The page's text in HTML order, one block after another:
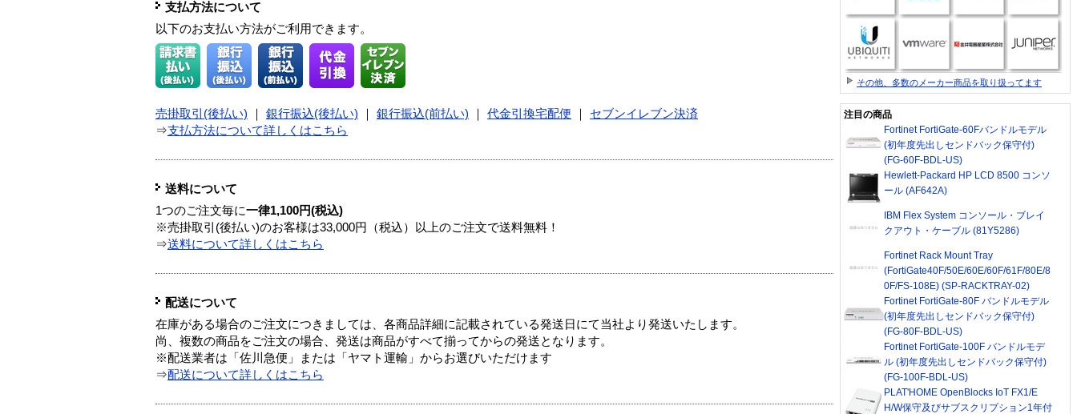
支払方法について
以下のお支払い方法がご利用できます。
売掛取引(後払い) 銀行振込(後払い) 銀行振込(前払い) 代金引換宅配便
セブンイレブン決済
⇒支払方法について詳しくはこちら
送料について
1つのご注文毎に一律1,100円(税込)
※売掛取引(後払い)のお客様は33,000円（税込）以上のご注文で送料無料！
⇒送料について詳しくはこちら
配送について
在庫がある場合のご注文につきましては、各商品詳細に記載されている発送日にて当社より発送いたします。
尚、複数の商品をご注文の場合、発送は商品がすべて揃ってからの発送となります。
※配送業者は「佐川急便」または「ヤマト運輸」からお選びいただけます
⇒配送について詳しくはこちら
その他、多数のメーカー商品を取り扱ってます
注目の商品
Fortinet FortiGate-60Fバンドルモデル
(初年度先出しセンドバック保守付)
(FG-60F-BDL-US)
Hewlett-Packard HP LCD 8500 コンソ
ール (AF642A)
IBM Flex System コンソール・ブレイ
クアウト・ケーブル (81Y5286)
Fortinet Rack Mount Tray
(FortiGate40F/50E/60E/60F/61F/80E/8
0F/FS-108E) (SP-RACKTRAY-02)
Fortinet FortiGate-80F バンドルモデル
(初年度先出しセンドバック保守付)
(FG-80F-BDL-US)
Fortinet FortiGate-100F バンドルモデ
ル (初年度先出しセンドバック保守付)
(FG-100F-BDL-US)
PLAT'HOME OpenBlocks IoT FX1/E
H/W保守及びサブスクリプション1年付